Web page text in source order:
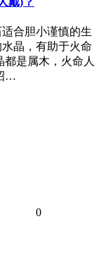
合胆小谨慎的生
晶，有助于火命
是属木，火命人
…
0